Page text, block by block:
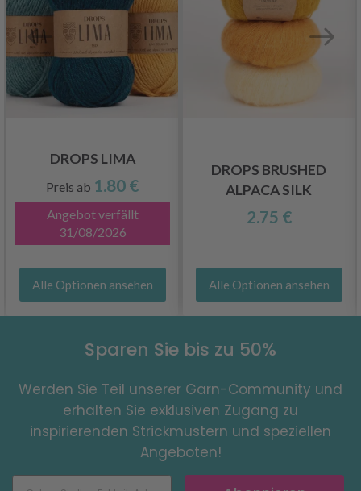
DROPS LIMA
Preis ab 1.80 €
Angebot verfällt
31/08/2026
Alle Optionen ansehen
DROPS BRUSHED
ALPACA SILK
2.75 €
Alle Optionen ansehen
Sparen Sie bis zu 50%
Werden Sie Teil unserer Garn-Community und
erhalten Sie exklusiven Zugang zu
inspirierenden Strickmustern und speziellen
Angeboten!